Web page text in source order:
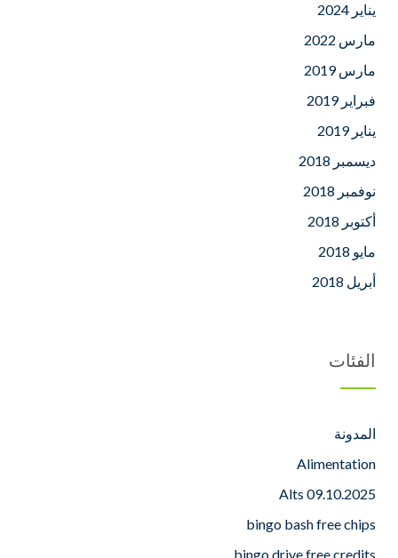
يناير 2024
مارس 2022
مارس 2019
فبراير 2019
يناير 2019
ديسمبر 2018
نوفمبر 2018
أكتوبر 2018
مايو 2018
أبريل 2018
الفئات
المدونة
Alimentation
Alts 09.10.2025
bingo bash free chips
bingo drive free credits